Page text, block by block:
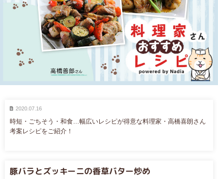
2020.07.16
時短・ごちそう・和食…幅広いレシピが得意な料理家・高橋喜朗さん
考案レシピをご紹介！
豚バラとズッキーニの香草バター炒め